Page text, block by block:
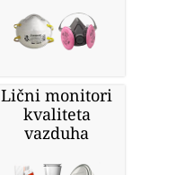
Lični monitori
kvaliteta
vazduha